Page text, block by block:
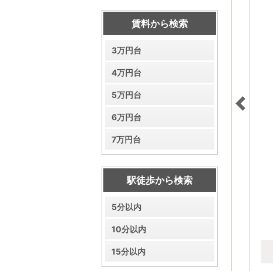
賃料から検索
3万円台
4万円台
5万円台
6万円台
7万円台
駅徒歩から検索
5分以内
10分以内
15分以内